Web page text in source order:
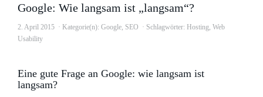
Google: Wie langsam ist „langsam“?
2. April 2015 Kategorie(n): Google, SEO Schlagwörter: Hosting, Web
Usability
Eine gute Frage an Google: wie langsam ist
langsam?